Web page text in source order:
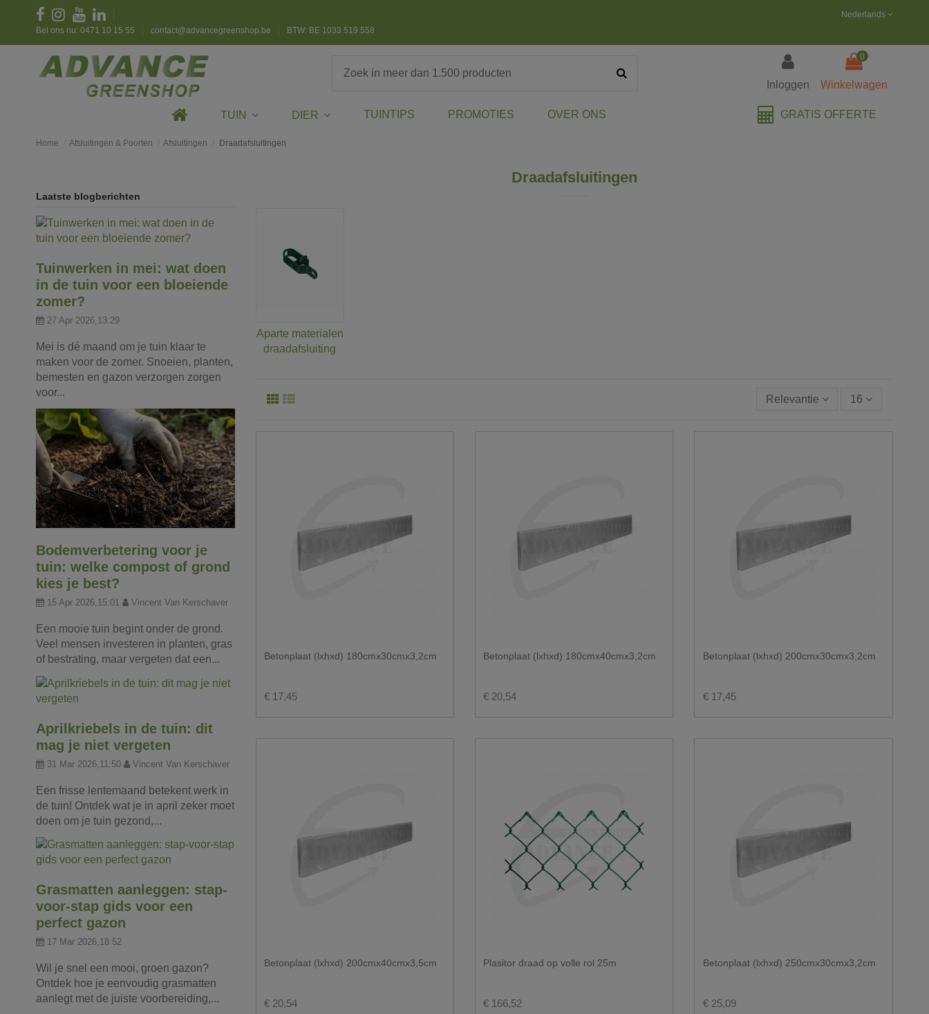
Bel ons nu: 0471 10 15 55 contact@advancegreenshop.be BTW: BE 1033.519.558
Nederlands
Inloggen
0
Winkelwagen
TUIN DIER TUINTIPS PROMOTIES OVER ONS GRATIS OFFERTE
Home Afsluitingen & Poorten Afsluitingen Draadafsluitingen
Draadafsluitingen
Aparte materialen
draadafsluiting
Relevantie 16
Betonplaat (lxhxd) 180cmx30cmx3,2cm
€ 17,45
Betonplaat (lxhxd) 180cmx40cmx3,2cm
€ 20,54
Betonplaat (lxhxd) 200cmx30cmx3,2cm
€ 17,45
Betonplaat (lxhxd) 200cmx40cmx3,5cm
€ 20,54
Plasitor draad op volle rol 25m
€ 166,52
Betonplaat (lxhxd) 250cmx30cmx3,2cm
€ 25,09
Laatste blogberichten
Tuinwerken in mei: wat doen
in de tuin voor een bloeiende
zomer?
27 Apr 2026,13:29
Mei is dé maand om je tuin klaar te
maken voor de zomer. Snoeien, planten,
bemesten en gazon verzorgen zorgen
voor...
Bodemverbetering voor je
tuin: welke compost of grond
kies je best?
15 Apr 2026,15:01 Vincent Van Kerschaver
Een mooie tuin begint onder de grond.
Veel mensen investeren in planten, gras
of bestrating, maar vergeten dat een...
Aprilkriebels in de tuin: dit
mag je niet vergeten
31 Mar 2026,11:50 Vincent Van Kerschaver
Een frisse lentemaand betekent werk in
de tuin! Ontdek wat je in april zeker moet
doen om je tuin gezond,...
Grasmatten aanleggen: stap-
voor-stap gids voor een
perfect gazon
17 Mar 2026,18:52
Wil je snel een mooi, groen gazon?
Ontdek hoe je eenvoudig grasmatten
aanlegt met de juiste voorbereiding,...